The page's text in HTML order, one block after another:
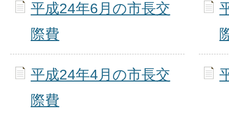
平成24年6月の市長交
際費
平成24年4月の市長交
際費